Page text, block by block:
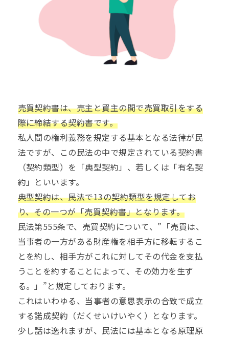
売買契約書は、売主と買主の間で売買取引をする
際に締結する契約書です。
私人間の権利義務を規定する基本となる法律が民
法ですが、この民法の中で規定されている契約書
（契約類型）を「典型契約」、若しくは「有名契
約」といいます。
典型契約は、民法で13の契約類型を規定してお
り、その一つが「売買契約書」となります。
民法第555条で、売買契約について、”「売買は、
当事者の一方がある財産権を相手方に移転するこ
とを約し、相手方がこれに対してその代金を支払
うことを約することによって、その効力を生ず
る。」”と規定しております。
これはいわゆる、当事者の意思表示の合致で成立
する諾成契約（だくせいけいやく）となります。
少し話は逸れますが、民法には基本となる原理原